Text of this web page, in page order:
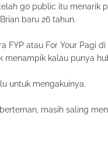
go public itu menarik
baru 26 tahun.
FYP atau For Your Pagi
menampik kalau punya
untuk mengakuinya.
masih saling